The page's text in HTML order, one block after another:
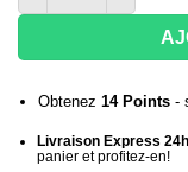
Obtenez 14Points-
Livraison Express
panier et profitez-en!